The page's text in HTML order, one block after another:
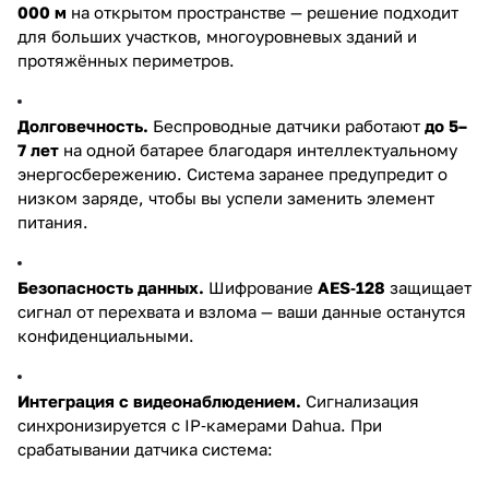
000 м на открытом пространстве — решение подходит
для больших участков, многоуровневых зданий и
протяжённых периметров.
Долговечность. Беспроводные датчики работают до 5–
7 лет на одной батарее благодаря интеллектуальному
энергосбережению. Система заранее предупредит о
низком заряде, чтобы вы успели заменить элемент
питания.
Безопасность данных. Шифрование AES‑128 защищает
сигнал от перехвата и взлома — ваши данные останутся
конфиденциальными.
Интеграция с видеонаблюдением. Сигнализация
синхронизируется с IP‑камерами Dahua. При
срабатывании датчика система: